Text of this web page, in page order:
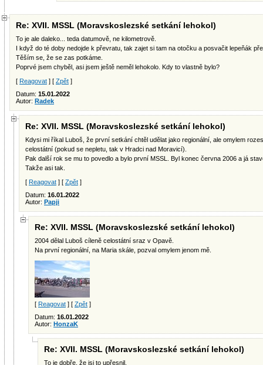
Re: XVII. MSSL (Moravskoslezské setkání lehokol)
To je ale daleko... teda datumově, ne kilometrově.
I když do té doby nedojde k převratu, tak zajet si tam na otočku a posvačit lepeňák
Těším se, že se zas potkáme.
Poprvé jsem chyběl, asi jsem ještě neměl lehokolo. Kdy to vlastně bylo?
[ Reagovat ] [ Zpět ]
Datum: 15.01.2022
Autor: Radek
Re: XVII. MSSL (Moravskoslezské setkání lehokol)
Kdysi mi říkal Luboš, že první setkání chtěl udělat jako regionální, ale omylem
celostátní (pokud se nepletu, tak v Hradci nad Moravicí).
Pak další rok se mu to povedlo a bylo první MSSL. Byl konec června 2006 a já
Takže asi tak.
[ Reagovat ] [ Zpět ]
Datum: 16.01.2022
Autor: Papji
Re: XVII. MSSL (Moravskoslezské setkání lehokol)
2004 dělal Luboš cíleně celostátní sraz v Opavě.
Na první regionální, na Maria skále, pozval omylem jenom mě.
[ Reagovat ] [ Zpět ]
Datum: 16.01.2022
Autor: HonzaK
Re: XVII. MSSL (Moravskoslezské setkání lehokol)
To je dobře, že jsi to upřesnil.